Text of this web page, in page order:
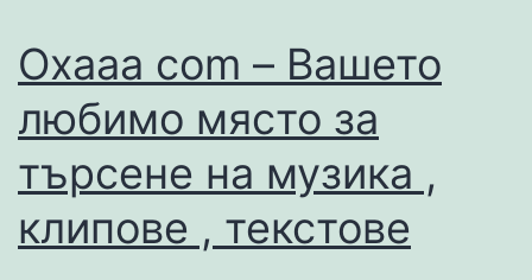
Oxaaa com – Вашето
любимо място за
търсене на музика ,
клипове , текстове